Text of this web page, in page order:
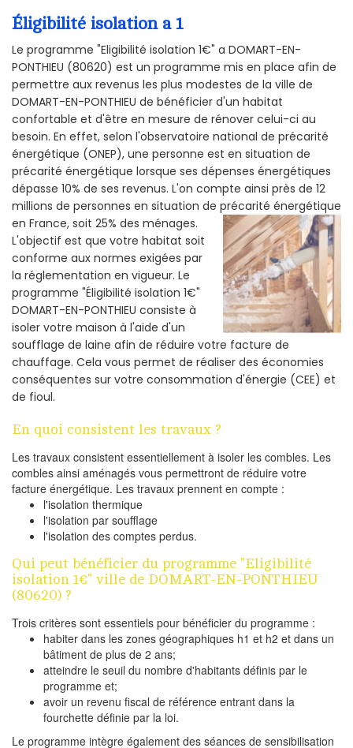
Éligibilité isolation a 1
Le programme "Eligibilité isolation 1€" a DOMART-EN-
PONTHIEU (80620) est un programme mis en place afin de
permettre aux revenus les plus modestes de la ville de
DOMART-EN-PONTHIEU de bénéficier d'un habitat
confortable et d'être en mesure de rénover celui-ci au
besoin. En effet, selon l'observatoire national de précarité
énergétique (ONEP), une personne est en situation de
précarité énergétique lorsque ses dépenses énergétiques
dépasse 10% de ses revenus. L'on compte ainsi près de 12
millions de personnes en situation de précarité énergétique
en France, soit 25% des ménages.
L'objectif est que votre habitat soit
conforme aux normes exigées par
la réglementation en vigueur. Le
programme "Éligibilité isolation 1€"
DOMART-EN-PONTHIEU consiste à
isoler votre maison à l'aide d'un
soufflage de laine afin de réduire votre facture de
chauffage. Cela vous permet de réaliser des économies
conséquentes sur votre consommation d'énergie (CEE) et
de fioul.
En quoi consistent les travaux ?
Les travaux consistent essentiellement à isoler les combles. Les
combles ainsi aménagés vous permettront de réduire votre
facture énergétique. Les travaux prennent en compte :
l'isolation thermique
l'isolation par soufflage
l'isolation des comptes perdus.
Qui peut bénéficier du programme "Eligibilité
isolation 1€" ville de DOMART-EN-PONTHIEU
(80620) ?
Trois critères sont essentiels pour bénéficier du programme :
habiter dans les zones géographiques h1 et h2 et dans un
bâtiment de plus de 2 ans;
atteindre le seuil du nombre d'habitants définis par le
programme et;
avoir un revenu fiscal de référence entrant dans la
fourchette définie par la loi.
Le programme intègre également des séances de sensibilisation